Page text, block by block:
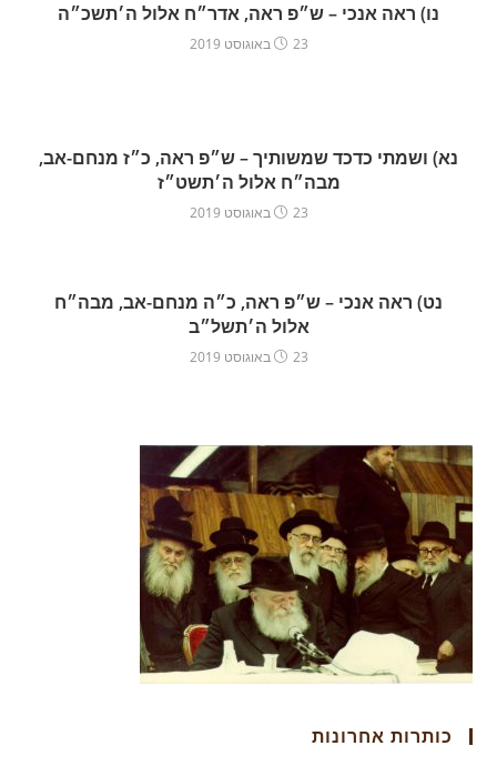
נו) ראה אנכי – ש״פ ראה, אדר״ח אלול ה׳תשכ״ה
23 באוגוסט 2019
נא) ושמתי כדכד שמשותיך – ש״פ ראה, כ״ז מנחם-אב,
מבה״ח אלול ה׳תשט״ז
23 באוגוסט 2019
נט) ראה אנכי – ש״פ ראה, כ״ה מנחם-אב, מבה״ח
אלול ה׳תשל״ב
23 באוגוסט 2019
כותרות אחרונות